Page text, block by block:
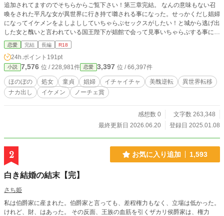
追加されてますのでそちらからご覧下さい！第三章完結。 なんの意味もない召
喚をされた平凡な女が異世界に行き持て囃される事になった。せっかくだし娼婦
になってイケメンをよしよししていちゃらぶセックスがしたい！と城から逃げ出
した女と醜いと言われている国王陛下が娼館で会って見事いちゃらぶする事に成
功した。そんなオチなしストーリーです。美醜逆転
恋愛 完結 長編 R18
24h.ポイント 191pt
小説 7,576 位 / 228,981件 恋愛 3,397 位 / 66,397件
ほのぼの 処女 童貞 娼婦 イチャイチャ 美醜逆転
異世界転移
ナカ出し
イケメン ノーチェ賞
感想数 0
文字数 263,348
最終更新日 2026.06.20
登録日 2025.01.08
2 お気に入り追加 1,593
白き結婚の結末【完】
さち姫
私は伯爵家に産まれた。伯爵家と言っても、差程権力もなく、立場は低かった。
けれど、財、はあった。 その反面、王族の血筋を引くザカリ侯爵家は、権力